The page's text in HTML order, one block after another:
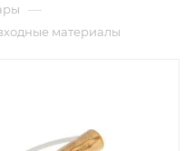
—
материалы